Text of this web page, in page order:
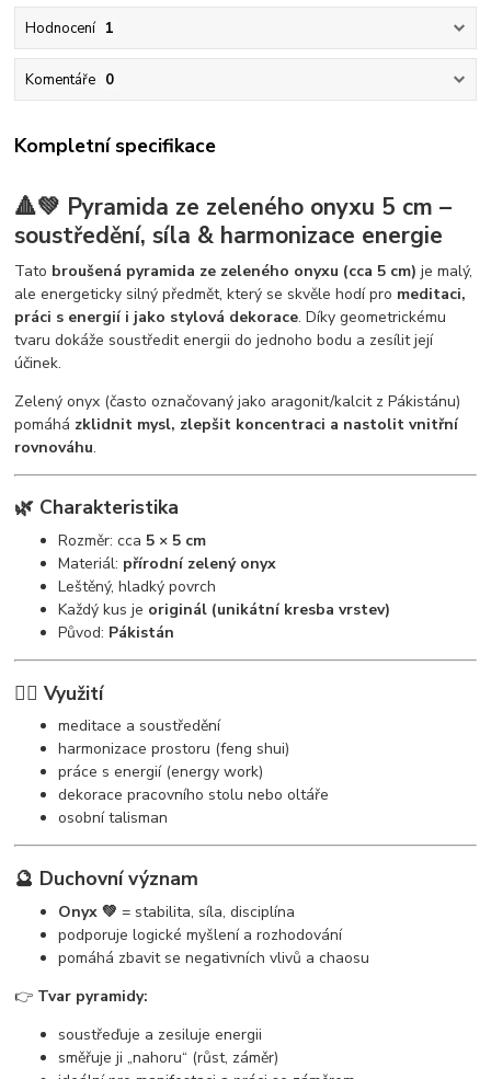
Hodnocení 1
Komentáře 0
Kompletní specifikace
🔺💚 Pyramida ze zeleného onyxu 5 cm –
soustředění, síla & harmonizace energie
Tato broušená pyramida ze zeleného onyxu (cca 5 cm) je malý,
ale energeticky silný předmět, který se skvěle hodí pro meditaci,
práci s energií i jako stylová dekorace. Díky geometrickému
tvaru dokáže soustředit energii do jednoho bodu a zesílit její
účinek.
Zelený onyx (často označovaný jako aragonit/kalcit z Pákistánu)
pomáhá zklidnit mysl, zlepšit koncentraci a nastolit vnitřní
rovnováhu.
🌿 Charakteristika
Rozměr: cca 5 × 5 cm
Materiál: přírodní zelený onyx
Leštěný, hladký povrch
Každý kus je originál (unikátní kresba vrstev)
Původ: Pákistán
🧘‍♀️ Využití
meditace a soustředění
harmonizace prostoru (feng shui)
práce s energií (energy work)
dekorace pracovního stolu nebo oltáře
osobní talisman
🔮 Duchovní význam
Onyx 💚 = stabilita, síla, disciplína
podporuje logické myšlení a rozhodování
pomáhá zbavit se negativních vlivů a chaosu
👉 Tvar pyramidy:
soustřeďuje a zesiluje energii
směřuje ji „nahoru“ (růst, záměr)